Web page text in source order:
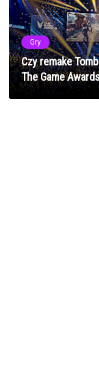
Gry
Czy remake
The Game
dyskusje